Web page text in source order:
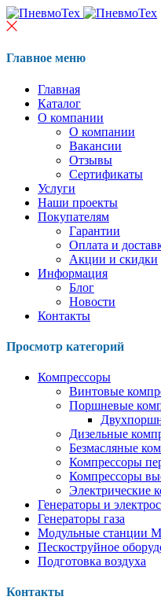
Главное меню
Главная
Каталог
О компании
О компании
Вакансии
Отзывы
Сертификаты
Услуги
Наши проекты
Покупателям
Гарантии
Оплата и
Акции и скидки
Информация
Блог
Новости
Контакты
Просмотр категорий
Компрессоры
Винтовые
Поршневые
Дизельные
Безмасляные
Компрессоры
Компрессоры
Электрические
Генераторы и
Генераторы газа
Модульные станции
Пескоструйное
Подготовка воздуха
Контакты